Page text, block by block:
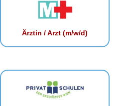
Ärztin / Arzt (m/w/d)